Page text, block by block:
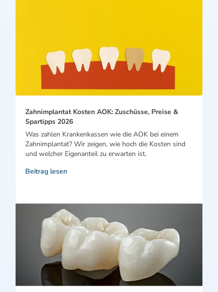
Zahnimplantat Kosten AOK: Zuschüsse, Preise &
Spartipps 2026
Was zahlen Krankenkassen wie die AOK bei einem
Zahnimplantat? Wir zeigen, wie hoch die Kosten sind
und welcher Eigenanteil zu erwarten ist.
Beitrag lesen